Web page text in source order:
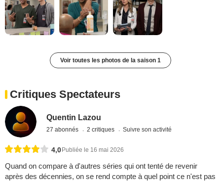
Voir toutes les photos de la saison 1
Critiques Spectateurs
Quentin Lazou
27 abonnés 2 critiques Suivre son activité
4,0 Publiée le 16 mai 2026
Quand on compare à d'autres séries qui ont tenté de revenir
après des décennies, on se rend compte à quel point ce n'est pas